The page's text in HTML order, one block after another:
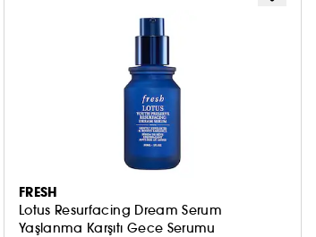
FRESH
Lotus Resurfacing Dream Serum
Yaşlanma Karşıtı Gece Serumu